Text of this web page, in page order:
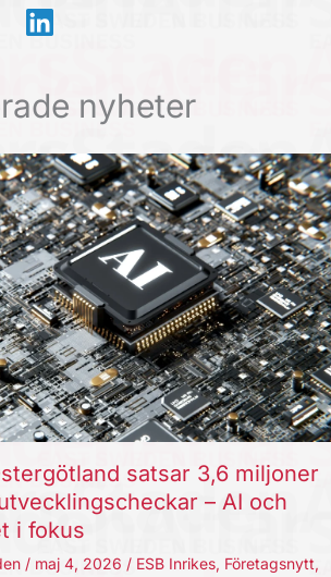
nyheter
satsar 3,6 miljoner
– AI och
i fokus
/ maj 4, 2026 / ESB Inrikes, Företagsnytt,